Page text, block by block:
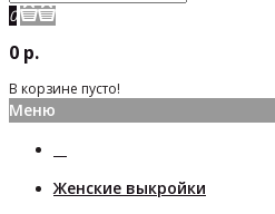
0
0 р.
В корзине пусто!
Меню
Женские выкройки